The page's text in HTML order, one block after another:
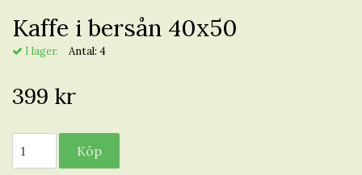
Kaffe i bersån 40x50
I lager. Antal: 4
399 kr